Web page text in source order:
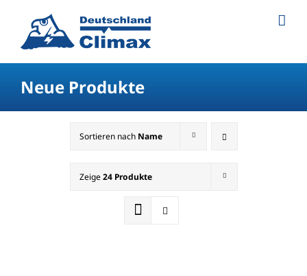
Neue Produkte
Sortieren nach Name
Zeige24 Produkte